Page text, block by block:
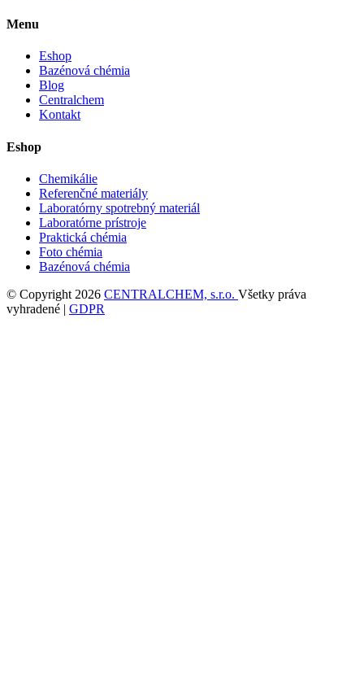
Menu
Eshop
Bazénová chémia
Blog
Centralchem
Kontakt
Eshop
Chemikálie
Referenčné materiály
Laboratórny spotrebný materiál
Laboratórne prístroje
Praktická chémia
Foto chémia
Bazénová chémia
© Copyright 2026 CENTRALCHEM, s.r.o. Všetky práva
vyhradené | GDPR